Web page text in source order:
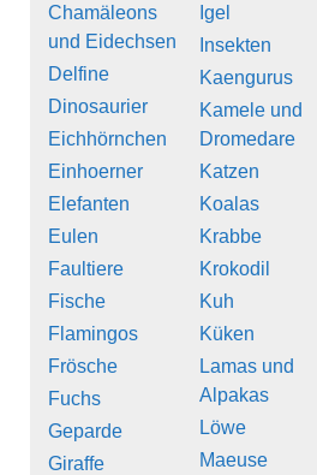
Chamäleons
und Eidechsen
Delfine
Dinosaurier
Eichhörnchen
Einhoerner
Elefanten
Eulen
Faultiere
Fische
Flamingos
Frösche
Fuchs
Geparde
Giraffe
Igel
Insekten
Kaengurus
Kamele und
Dromedare
Katzen
Koalas
Krabbe
Krokodil
Kuh
Küken
Lamas und
Alpakas
Löwe
Maeuse